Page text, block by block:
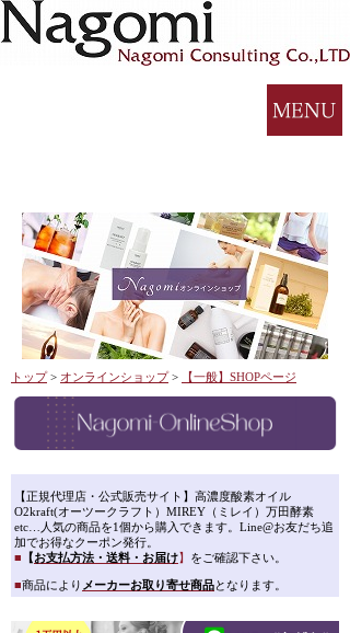
トップ > オンラインショップ > 【一般】SHOPページ
【正規代理店・公式販売サイト】高濃度酸素オイル
O2kraft(オーツークラフト）MIREY（ミレイ）万田酵素
etc…人気の商品を1個から購入できます。Line@お友だち追
加でお得なクーポン発行。
■ 【お支払方法・送料・お届け】 をご確認下さい。
■商品により メーカーお取り寄せ商品となります。